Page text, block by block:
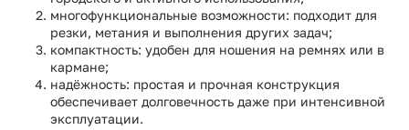
многофункциональные возможности: подходит для
резки, метания и выполнения других задач;
компактность: удобен для ношения на ремнях или в
кармане;
надёжность: простая и прочная конструкция
обеспечивает долговечность даже при интенсивной
эксплуатации.